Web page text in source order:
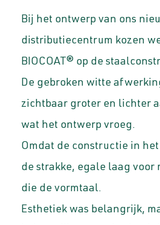
Bij het ontwerp van ons
distributiecentrum kozen
BIOCOAT® op de
De gebroken witte
zichtbaar groter en lichter
wat het ontwerp vroeg.
Omdat de constructie in
de strakke, egale laag voor
die de vormtaal.
Esthetiek was belangrijk,